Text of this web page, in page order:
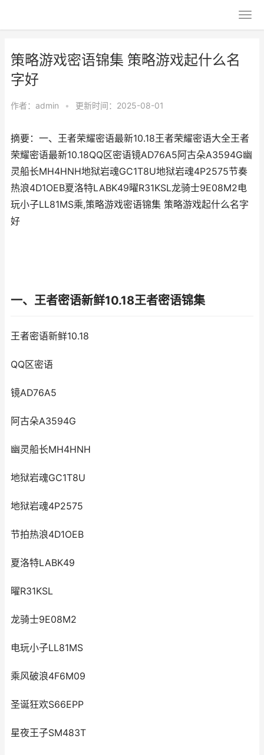
策略游戏密语锦集 策略游戏起什么名
字好
作者： admin • 更新时间：2025-08-01
摘要：一、王者荣耀密语最新10.18王者荣耀密语大全王者
荣耀密语最新10.18QQ区密语镜AD76A5阿古朵A3594G幽
灵船长MH4HNH地狱岩魂GC1T8U地狱岩魂4P2575节奏
热浪4D1OEB夏洛特LABK49曜R31KSL龙骑士9E08M2电
玩小子LL81MS乘,策略游戏密语锦集 策略游戏起什么名字
好
一、王者密语新鲜10.18王者密语锦集
王者密语新鲜10.18
QQ区密语
镜AD76A5
阿古朵A3594G
幽灵船长MH4HNH
地狱岩魂GC1T8U
地狱岩魂4P2575
节拍热浪4D1OEB
夏洛特LABK49
曜R31KSL
龙骑士9E08M2
电玩小子LL81MS
乘风破浪4F6M09
圣诞狂欢S66EPP
星夜王子SM483T